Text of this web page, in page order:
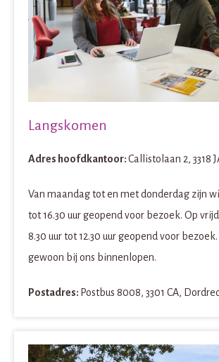
Langskomen
Adres hoofdkantoor:Callistolaan 2, 3318
Van maandag tot en met donderdag zijn
tot 16.30 uur geopend voor bezoek. Op
8.30 uur tot 12.30 uur geopend voor
gewoon bij ons binnenlopen.
Postadres: Postbus 8008, 3301 CA,